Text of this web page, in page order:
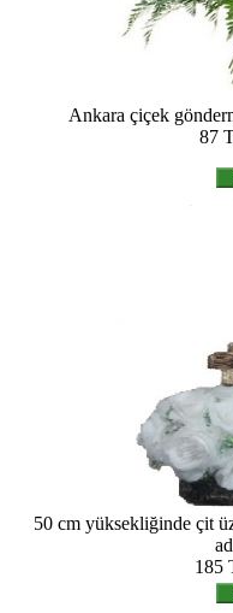
Ankara çiçek
87
50 cm yüksekliğinde çit
185